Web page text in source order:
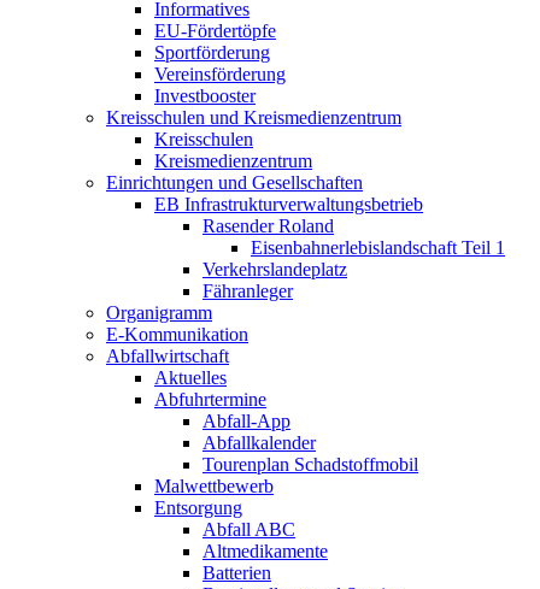
Informatives
EU-Fördertöpfe
Sportförderung
Vereinsförderung
Investbooster
Kreisschulen und Kreismedienzentrum
Kreisschulen
Kreismedienzentrum
Einrichtungen und Gesellschaften
EB Infrastruktur­verwaltungsbetrieb
Rasender Roland
Eisenbahnerlebis­landschaft Teil 1
Verkehrslandeplatz
Fähranleger
Organigramm
E-Kommunikation
Abfallwirtschaft
Aktuelles
Abfuhrtermine
Abfall-App
Abfallkalender
Tourenplan Schadstoffmobil
Malwettbewerb
Entsorgung
Abfall ABC
Altmedikamente
Batterien